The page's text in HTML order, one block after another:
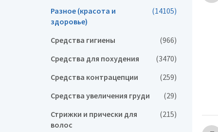
Разное (красота и
здоровье)
(14105)
Средства гигиены
(966)
Средства для похудения
(3470)
Средства контрацепции
(259)
Средства увеличения груди
(29)
Стрижки и прически для
волос
(215)